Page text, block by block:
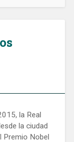
la Real
la ciudad
Premio Nobel